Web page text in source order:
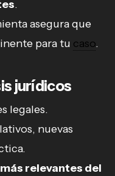
.
asegura que
para tu caso.
jurídicos
legales.
nuevas
relevantes del